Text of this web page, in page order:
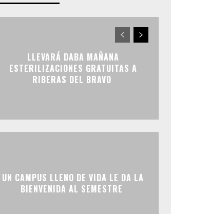
LLEVARÁ DABA MAÑANA
ESTERILIZACIONES GRATUITAS A
RIBERAS DEL BRAVO
UN CAMPUS LLENO DE VIDA LE DA LA
BIENVENIDA AL SEMESTRE